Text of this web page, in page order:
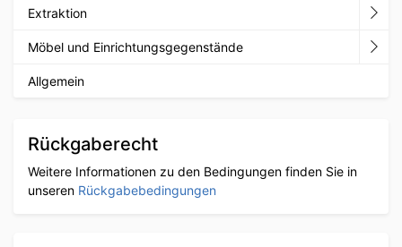
Extraktion
Möbel und Einrichtungsgegenstände
Allgemein
Rückgaberecht
Weitere Informationen zu den Bedingungen finden Sie in
unseren Rückgabebedingungen